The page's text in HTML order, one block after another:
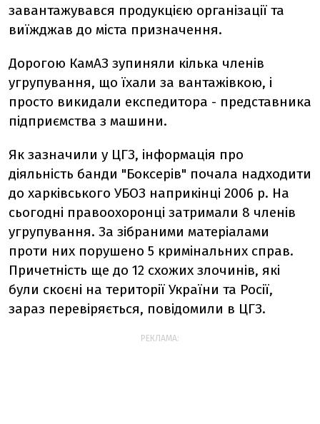
завантажувався продукцією організації та
виїжджав до міста призначення.
Дорогою КамАЗ зупиняли кілька членів
угрупування, що їхали за вантажівкою, і
просто викидали експедитора - представника
підприємства з машини.
Як зазначили у ЦГЗ, інформація про
діяльність банди "Боксерів" почала надходити
до харківського УБОЗ наприкінці 2006 р. На
сьогодні правоохоронці затримали 8 членів
угрупування. За зібраними матеріалами
проти них порушено 5 кримінальних справ.
Причетність ще до 12 схожих злочинів, які
були скоєні на території України та Росії,
зараз перевіряється, повідомили в ЦГЗ.
РЕКЛАМА: